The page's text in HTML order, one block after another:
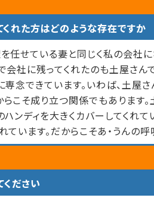
れた方はどのような存在ですか
任せている妻と同じく私の会社
会社に残ってくれたのも土屋さ
専念できています。いわば、土
こそ成り立つ関係でもあります
ハンディを大きくカバーしてくれ
います。だからこそあ・うんの
ださい